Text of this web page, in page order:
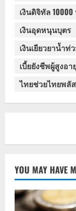
เงินดิจิทัล
เงินอุดหนุนบุตร
เงินเยียวยาน้ำท่
เบี้ยยังชีพผู้สูงอา
ไทยช่วยไทยพลัส
YOU MAY HAVE